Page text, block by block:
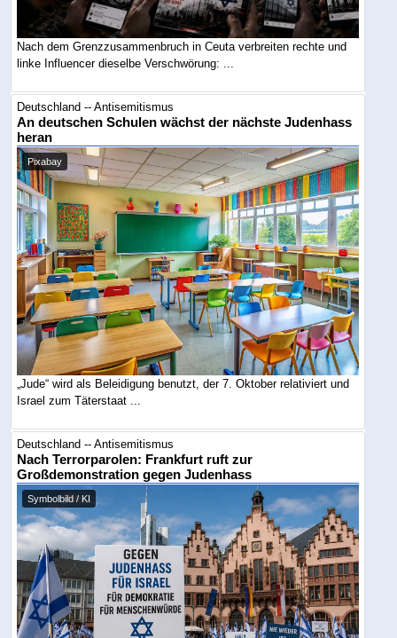
Nach dem Grenzzusammenbruch in Ceuta verbreiten rechte und
linke Influencer dieselbe Verschwörung: ...
Deutschland -- Antisemitismus
An deutschen Schulen wächst der nächste Judenhass
heran
Pixabay
„Jude“ wird als Beleidigung benutzt, der 7. Oktober relativiert und
Israel zum Täterstaat ...
Deutschland -- Antisemitismus
Nach Terrorparolen: Frankfurt ruft zur
Großdemonstration gegen Judenhass
Symbolbild / KI